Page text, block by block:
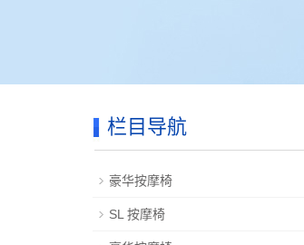
栏目导航
豪华按摩椅
SL 按摩椅